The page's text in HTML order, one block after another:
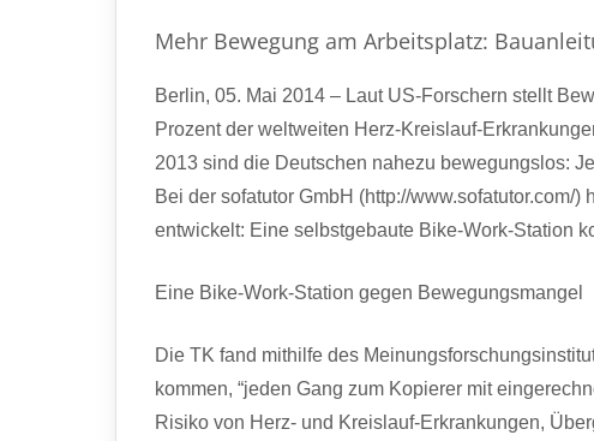
Mehr Bewegung am Arbeitsplatz:
Berlin, 05. Mai 2014 – Laut US-Forschern stellt
Prozent der weltweiten Herz-Kreislauf-
2013 sind die Deutschen nahezu bewegungslos:
Bei der sofatutor GmbH (http://
entwickelt: Eine selbstgebaute Bike-Work-Station
Eine Bike-Work-Station gegen Bewegungsmangel
Die TK fand mithilfe des
kommen, “jeden Gang zum Kopierer mit
Risiko von Herz- und Kreislauf-Erkrankungen,